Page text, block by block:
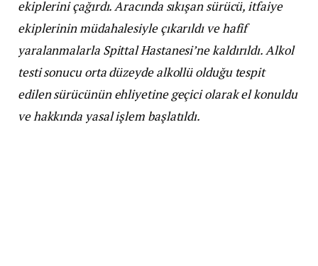
ekiplerini çağırdı. Aracında sıkışan sürücü, itfaiye
ekiplerinin müdahalesiyle çıkarıldı ve hafif
yaralanmalarla Spittal Hastanesi’ne kaldırıldı. Alkol
testi sonucu orta düzeyde alkollü olduğu tespit
edilen sürücünün ehliyetine geçici olarak el konuldu
ve hakkında yasal işlem başlatıldı.